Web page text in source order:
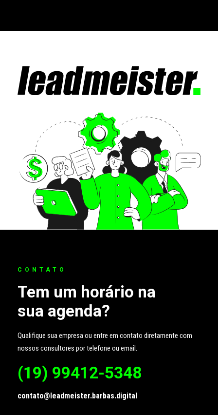
CONTATO
Tem um horário na
sua agenda?
Qualifique sua empresa ou entre em contato diretamente com
nossos consultores por telefone ou email.
(19) 99412-5348
contato@leadmeister.barbas.digital